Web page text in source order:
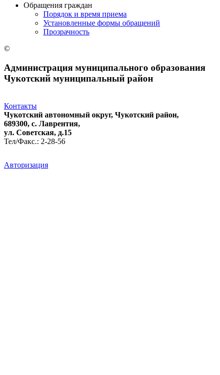
Обращения граждан
Порядок и время приема
Установленные формы обращений
Прозрачность
©
Администрация муниципального образования
Чукотский муниципальный район
Контакты
Чукотский автономный округ, Чукотский район,
689300, с. Лаврентия,
ул. Советская, д.15
Тел/Факс.: 2-28-56
Авторизация